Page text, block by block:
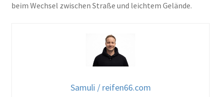
beim Wechsel zwischen Straße und leichtem Gelände.
Samuli / reifen66.com